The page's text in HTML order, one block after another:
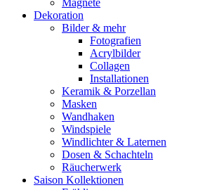
Magnete
Dekoration
Bilder & mehr
Fotografien
Acrylbilder
Collagen
Installationen
Keramik & Porzellan
Masken
Wandhaken
Windspiele
Windlichter & Laternen
Dosen & Schachteln
Räucherwerk
Saison Kollektionen